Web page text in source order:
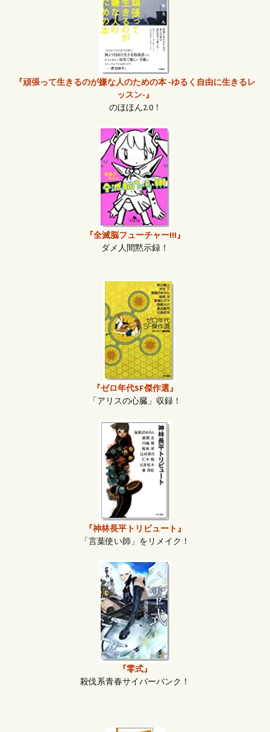
『頑張って生きるのが嫌な人のための本 -ゆるく自由に生きるレ
ッスン-』
のほほん2.0！
『全滅脳フューチャー!!!』
ダメ人間黙示録！
『ゼロ年代SF傑作選』
「アリスの心臓」収録！
『神林長平トリビュート』
「言葉使い師」をリメイク！
『零式』
殺伐系青春サイバーパンク！